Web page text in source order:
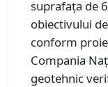
suprafața de
obiectivului
conform
Compania
geotehnic